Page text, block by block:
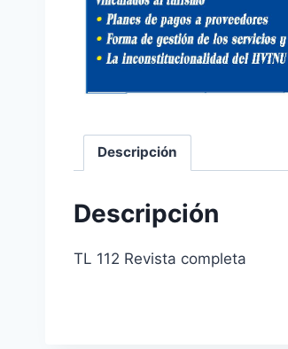
Descripción
Descripción
TL 112 Revista completa